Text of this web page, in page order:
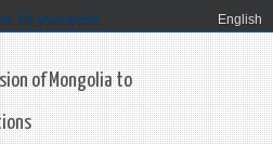
It's your world. English
of Mongolia to